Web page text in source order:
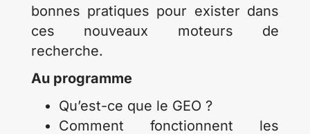
bonnes pratiques pour exister dans
ces nouveaux moteurs de
recherche.
Au programme
Qu’est-ce que le GEO ?
Comment fonctionnent les